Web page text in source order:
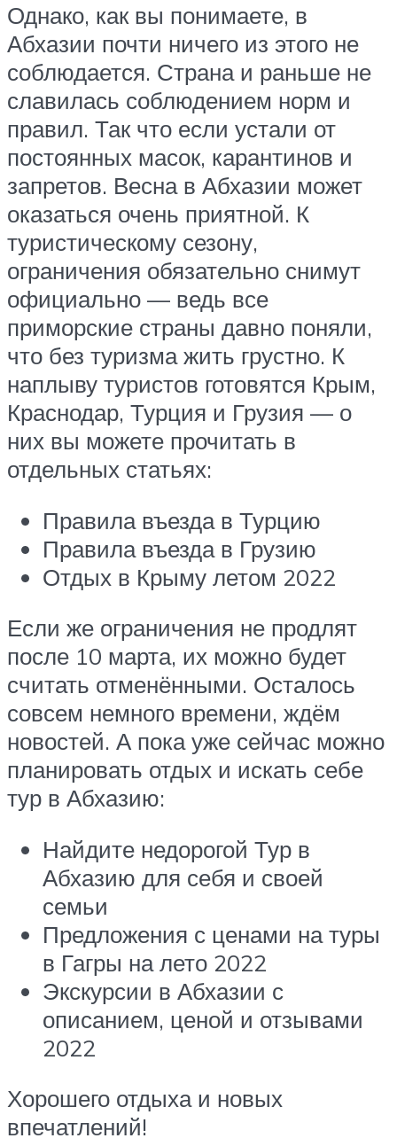
Однако, как вы понимаете, в
Абхазии почти ничего из этого не
соблюдается. Страна и раньше не
славилась соблюдением норм и
правил. Так что если устали от
постоянных масок, карантинов и
запретов. Весна в Абхазии может
оказаться очень приятной. К
туристическому сезону,
ограничения обязательно снимут
официально — ведь все
приморские страны давно поняли,
что без туризма жить грустно. К
наплыву туристов готовятся Крым,
Краснодар, Турция и Грузия — о
них вы можете прочитать в
отдельных статьях:
Правила въезда в Турцию
Правила въезда в Грузию
Отдых в Крыму летом 2022
Если же ограничения не продлят
после 10 марта, их можно будет
считать отменёнными. Осталось
совсем немного времени, ждём
новостей. А пока уже сейчас можно
планировать отдых и искать себе
тур в Абхазию:
Найдите недорогой Тур в
Абхазию для себя и своей
семьи
Предложения с ценами на туры
в Гагры на лето 2022
Экскурсии в Абхазии с
описанием, ценой и отзывами
2022
Хорошего отдыха и новых
впечатлений!